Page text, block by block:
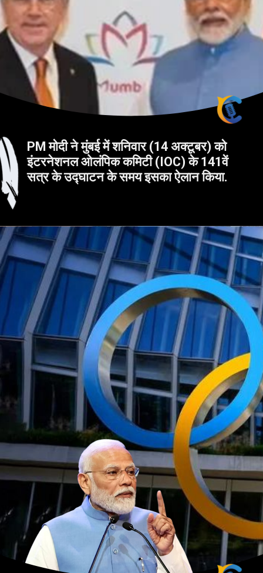
PM मोदी ने मुंबई में शनिवार (14 अक्टूबर) को
इंटरनेशनल ओलंपिक कमिटी (IOC) के 141वें
सत्र के उद्घाटन के समय इसका ऐलान किया.